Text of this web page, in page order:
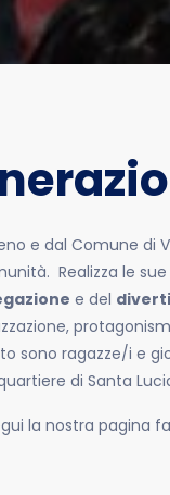
e dal Comune di
Realizza le
e del
sono ragazze/i e
di Santa
la nostra pagina